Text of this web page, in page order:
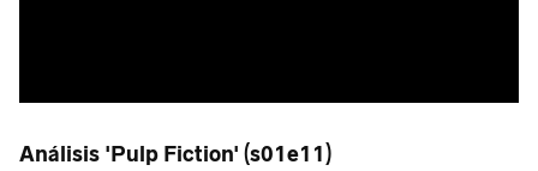
Análisis 'Pulp Fiction' (s01e11)